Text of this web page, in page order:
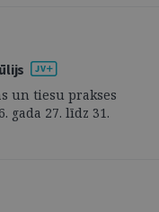
un tiesu prakses
gada 27. līdz 31.